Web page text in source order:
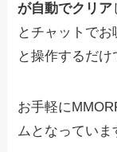
が自動でクリア
とチャットで
と操作するだ
お手軽に
ムとなっていま